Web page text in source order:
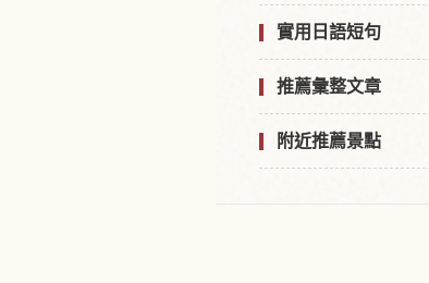
實用日語短句
推薦彙整文章
附近推薦景點